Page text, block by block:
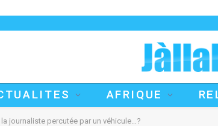
AFRIQUE
journaliste percutée par un véhicule…?